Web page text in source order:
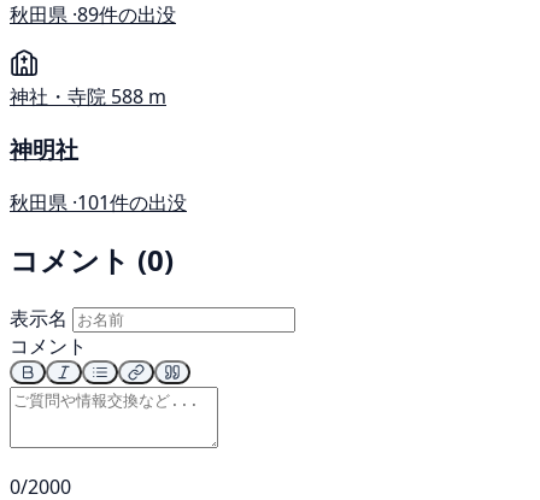
秋田県 ·89件の出没
神社・寺院 588 m
神明社
秋田県 ·101件の出没
コメント (0)
表示名
コメント
0/2000